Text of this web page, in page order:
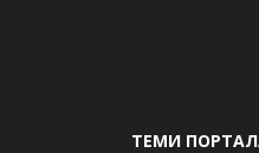
ТЕМИ ПОРТАЛА